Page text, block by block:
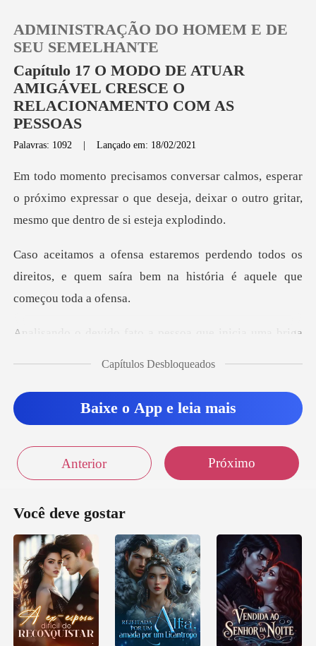
Loja
Sair
ADMINISTRAÇÃO DO HOMEM E DE
SEU SEMELHANTE
Capítulo 17 O MODO DE ATUAR
AMIGÁVEL CRESCE O
RELACIONAMENTO COM AS
PESSOAS
Palavras: 1092 |Lançado em: 18/02/2021
ar
o próximo expressar o que deseja, deixar o outr
todos os
direitos, e quem saíra bem na hi
Capítulos Desbloqueados
Baixe o App e leia mais
Anterior Próximo
Você deve gostar